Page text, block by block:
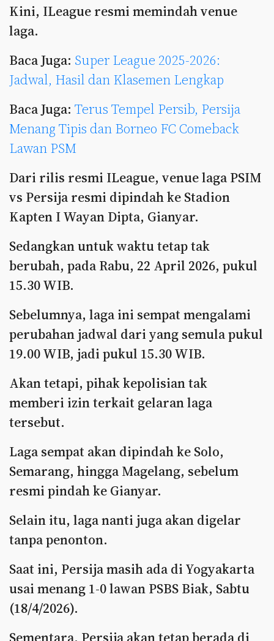
Kini, ILeague resmi memindah venue
laga.
Baca Juga: Super League 2025-2026:
Jadwal, Hasil dan Klasemen Lengkap
Baca Juga: Terus Tempel Persib, Persija
Menang Tipis dan Borneo FC Comeback
Lawan PSM
Dari rilis resmi ILeague, venue laga PSIM
vs Persija resmi dipindah ke Stadion
Kapten I Wayan Dipta, Gianyar.
Sedangkan untuk waktu tetap tak
berubah, pada Rabu, 22 April 2026, pukul
15.30 WIB.
Sebelumnya, laga ini sempat mengalami
perubahan jadwal dari yang semula pukul
19.00 WIB, jadi pukul 15.30 WIB.
Akan tetapi, pihak kepolisian tak
memberi izin terkait gelaran laga
tersebut.
Laga sempat akan dipindah ke Solo,
Semarang, hingga Magelang, sebelum
resmi pindah ke Gianyar.
Selain itu, laga nanti juga akan digelar
tanpa penonton.
Saat ini, Persija masih ada di Yogyakarta
usai menang 1-0 lawan PSBS Biak, Sabtu
(18/4/2026).